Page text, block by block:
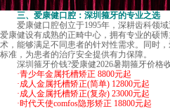
三、爱康健口腔：深圳箍牙的专业之选
爱康健口腔创立于1995年，深耕齿科领域
爱康健设有成熟的正畸中心，拥有专业的硕
术，能够满足不同患者的针对性需求。同时
标准，为患者的治疗安全提供有力保障。
深圳箍牙价钱?爱康健2026暑期箍牙价格
·青少年金属托槽矫正 8800元起
·成人金属托槽矫正(简单) 12800元起
·成人金属托槽矫正(复杂) 23000元起
·时代天使comfos隐形矫正 18800元起